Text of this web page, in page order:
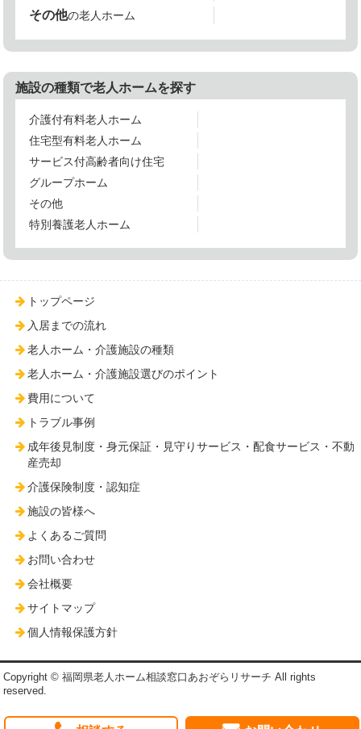
その他の老人ホーム
施設の種類で老人ホームを探す
介護付有料老人ホーム
住宅型有料老人ホーム
サービス付高齢者向け住宅
グループホーム
その他
特別養護老人ホーム
トップページ
入居までの流れ
老人ホーム・介護施設の種類
老人ホーム・介護施設選びのポイント
費用について
トラブル事例
成年後見制度・身元保証・見守りサービス・配食サービス・不動
産売却
介護保険制度・認知症
施設の皆様へ
よくあるご質問
お問い合わせ
会社概要
サイトマップ
個人情報保護方針
Copyright © 福岡県老人ホーム相談窓口あおぞらリサーチ All rights
reserved.